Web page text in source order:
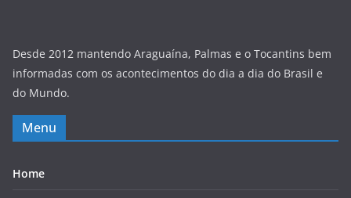
Desde 2012 mantendo Araguaína, Palmas e o Tocantins bem
informadas com os acontecimentos do dia a dia do Brasil e
do Mundo.
Menu
Home